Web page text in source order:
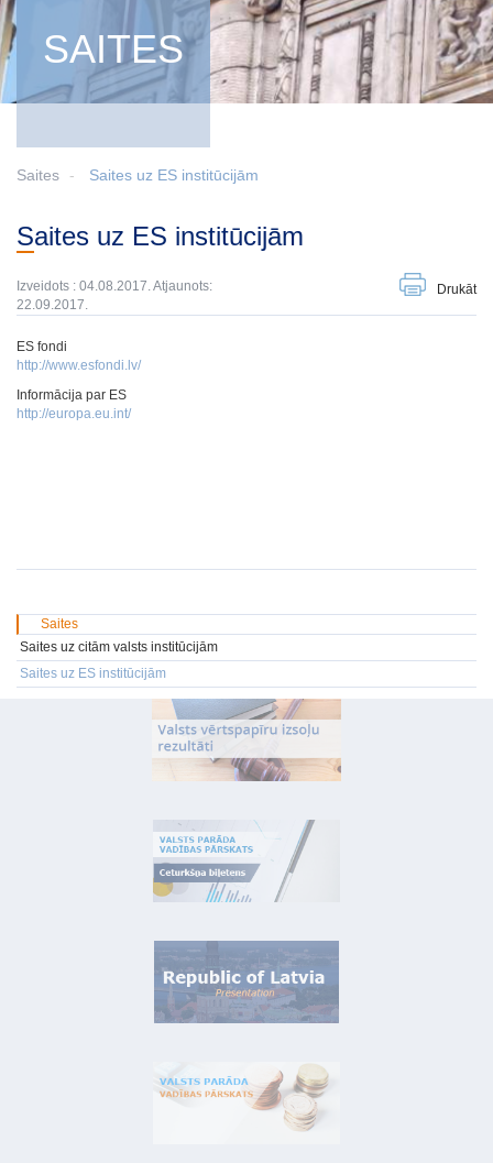
SAITES
Saites Saites uz ES institūcijām
Saites uz ES institūcijām
Izveidots : 04.08.2017. Atjaunots:
22.09.2017.
Drukāt
ES fondi
http://www.esfondi.lv/
Informācija par ES
http://europa.eu.int/
Saites
Saites uz citām valsts institūcijām
Saites uz ES institūcijām